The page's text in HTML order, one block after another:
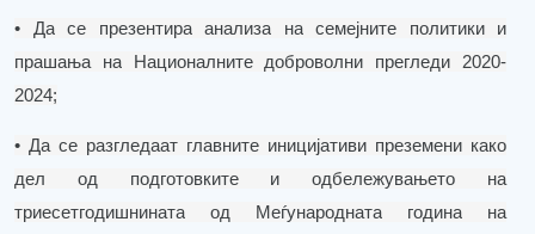
• Да се презентира анализа на семејните политики
и
прашања наНационалните доброволни прегледи 2020-
2024;
• Да се разгледаат главните иницијативи преземени како
дел
од подготовките и одбележувањето
на
триесетгодишнината
од Меѓународната година
на